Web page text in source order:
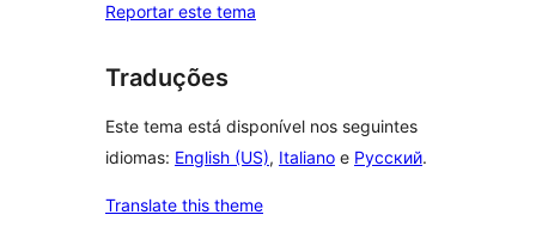
Reportar este tema
Traduções
Este tema está disponível nos seguintes
idiomas: English (US), Italiano e Русский.
Translate this theme